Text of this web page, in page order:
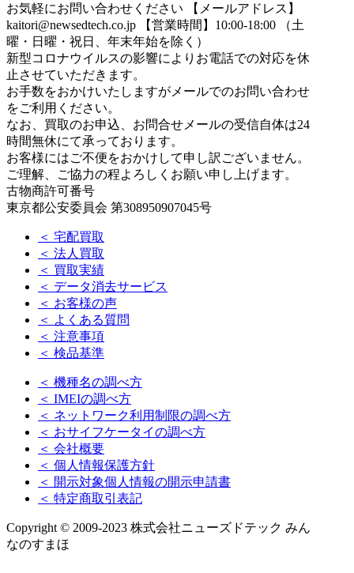
お気軽にお問い合わせください
【メールアドレス】
kaitori@newsedtech.co.jp
【営業時間】10:00-18:00 （土
曜・日曜・祝日、年末年始を除く）
新型コロナウイルスの影響によりお電話での対応を休
止させていただきます。
お手数をおかけいたしますがメールでのお問い合わせ
をご利用ください。
なお、買取のお申込、お問合せメールの受信自体は24
時間無休にて承っております。
お客様にはご不便をおかけして申し訳ございません。
ご理解、ご協力の程よろしくお願い申し上げます。
古物商許可番号
東京都公安委員会 第308950907045号
＜ 宅配買取
＜ 法人買取
＜ 買取実績
＜ データ消去サービス
＜ お客様の声
＜ よくある質問
＜ 注意事項
＜ 検品基準
＜ 機種名の調べ方
＜ IMEIの調べ方
＜ ネットワーク利用制限の調べ方
＜ おサイフケータイの調べ方
＜ 会社概要
＜ 個人情報保護方針
＜ 開示対象個人情報の開示申請書
＜ 特定商取引表記
Copyright © 2009-2023 株式会社ニューズドテック みん
なのすまほ